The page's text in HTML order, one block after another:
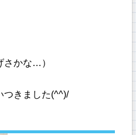
さかな…）
つきました(^^)/